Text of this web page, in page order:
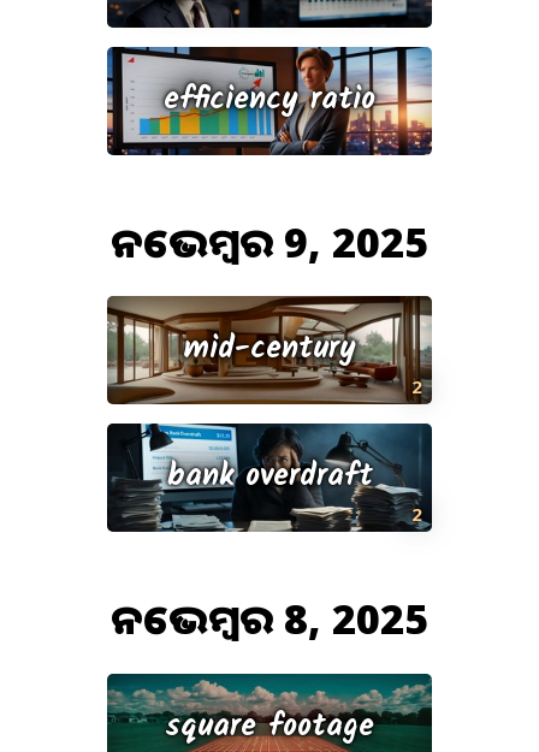
efficiency ratio
ନଭେମ୍ବର 9, 2025
2
mid-century
2
bank overdraft
ନଭେମ୍ବର 8, 2025
square footage